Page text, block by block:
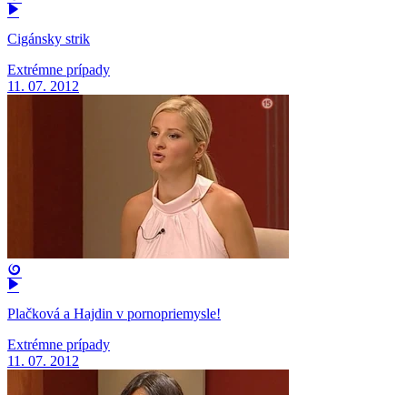
Cigánsky strik
Extrémne prípady
11. 07. 2012
Plačková a Hajdin v pornopriemysle!
Extrémne prípady
11. 07. 2012